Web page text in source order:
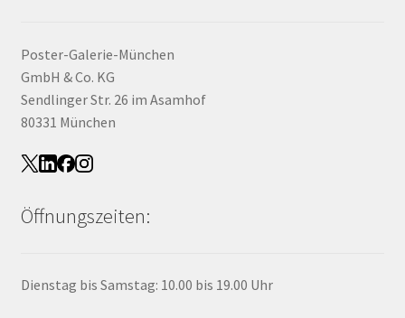
Poster-Galerie-München
GmbH & Co. KG
Sendlinger Str. 26 im Asamhof
80331 München
Öffnungszeiten:
Dienstag bis Samstag: 10.00 bis 19.00 Uhr